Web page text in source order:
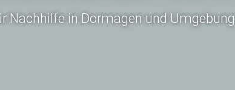
Nachhilfe in Dormagen und Umgebung